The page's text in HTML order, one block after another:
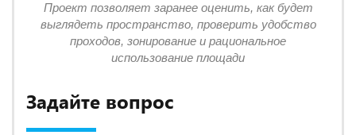
Задайте вопрос
Проект позволяет заранее оценить, как будет
выглядеть пространство, проверить удобство
проходов, зонирование и рациональное
использование площади